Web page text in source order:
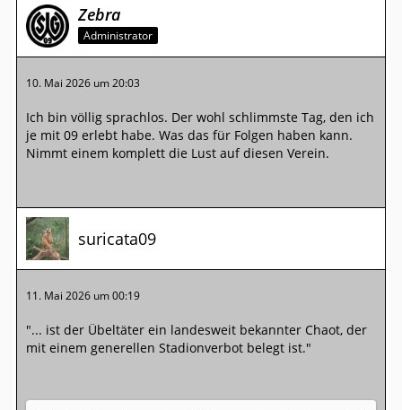
Zebra
Administrator
10. Mai 2026 um 20:03
Ich bin völlig sprachlos. Der wohl schlimmste Tag, den ich
je mit 09 erlebt habe. Was das für Folgen haben kann.
Nimmt einem komplett die Lust auf diesen Verein.
suricata09
11. Mai 2026 um 00:19
"... ist der Übeltäter ein landesweit bekannter Chaot, der
mit einem generellen Stadionverbot belegt ist."